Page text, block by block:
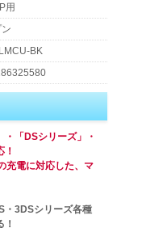
用
BK
「DSシリーズ」・
充電に対応した、マ
・3DSシリーズ各種